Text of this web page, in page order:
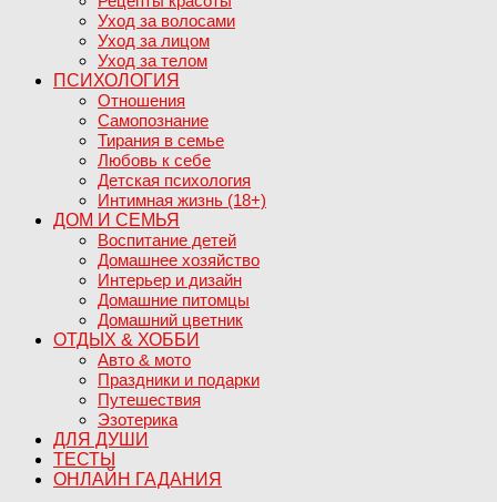
Уход за волосами
Уход за лицом
Уход за телом
ПСИХОЛОГИЯ
Отношения
Самопознание
Тирания в семье
Любовь к себе
Детская психология
Интимная жизнь (18+)
ДОМ И СЕМЬЯ
Воспитание детей
Домашнее хозяйство
Интерьер и дизайн
Домашние питомцы
Домашний цветник
ОТДЫХ & ХОББИ
Авто & мото
Праздники и подарки
Путешествия
Эзотерика
ДЛЯ ДУШИ
ТЕСТЫ
ОНЛАЙН ГАДАНИЯ